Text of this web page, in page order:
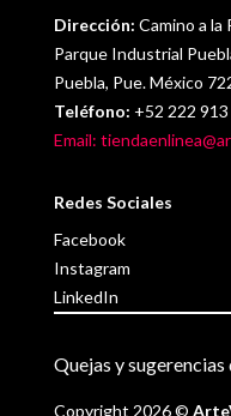
Dirección: Camino a la
Parque Industrial
Puebla, Pue. México
Teléfono: +52 222
Email:
Redes Sociales
Facebook
Instagram
LinkedIn
Quejas y sugerencias
Copyright 2026 ©